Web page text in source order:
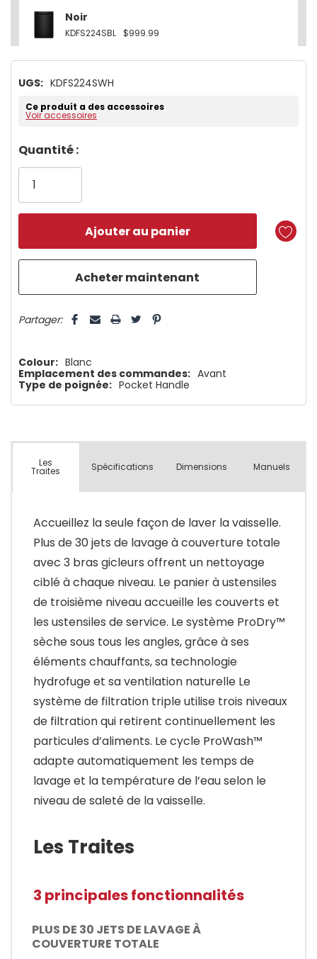
Noir
KDFS224SBL $999.99
UGS: KDFS224SWH
Ce produit a des accessoires
Voir accessoires
Dépêchez-
vous!
plus
Quantité :
Partager:
Colour: Blanc
Emplacement des commandes: Avant
Type de poignée: Pocket Handle
Les
Traites Spécifications Dimensions Manuels
Accueillez la seule façon de laver la vaisselle.
Plus de 30 jets de lavage à couverture totale
avec 3 bras gicleurs offrent un nettoyage
ciblé à chaque niveau. Le panier à ustensiles
de troisième niveau accueille les couverts et
les ustensiles de service. Le système ProDry™
sèche sous tous les angles, grâce à ses
éléments chauffants, sa technologie
hydrofuge et sa ventilation naturelle Le
système de filtration triple utilise trois niveaux
de filtration qui retirent continuellement les
particules d’aliments. Le cycle ProWash™
adapte automatiquement les temps de
lavage et la température de l’eau selon le
niveau de saleté de la vaisselle.
Les Traites
3 principales fonctionnalités
PLUS DE 30 JETS DE LAVAGE À
COUVERTURE TOTALE